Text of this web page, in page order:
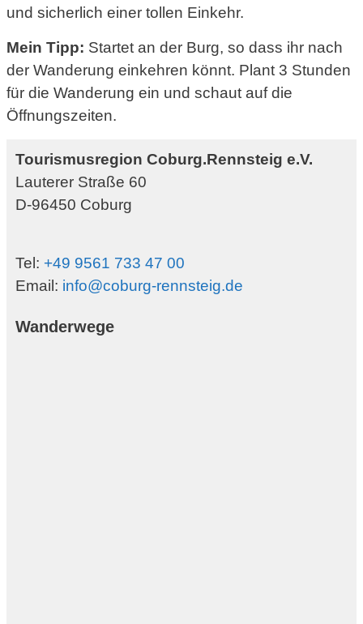
und sicherlich einer tollen Einkehr.
Mein Tipp: Startet an der Burg, so dass ihr nach
der Wanderung einkehren könnt. Plant 3 Stunden
für die Wanderung ein und schaut auf die
Öffnungszeiten.
Tourismusregion Coburg.Rennsteig e.V.
Lauterer Straße 60
D-96450 Coburg
Tel: +49 9561 733 47 00
Email: info@coburg-rennsteig.de
Wanderwege